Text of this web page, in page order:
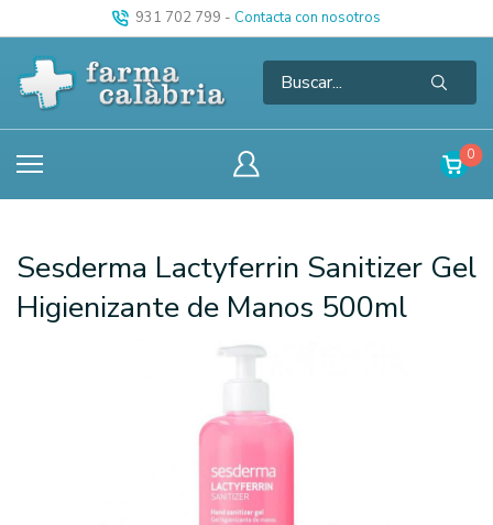
931 702 799 - Contacta con nosotros
0
Sesderma Lactyferrin Sanitizer Gel
Higienizante de Manos 500ml